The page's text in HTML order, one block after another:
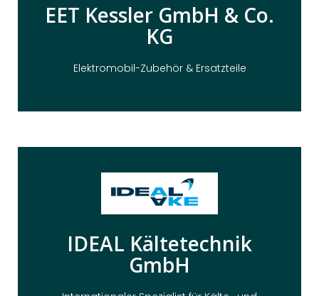
EET Kessler GmbH & Co.
KG
Elektromobil-Zubehör & Ersatzteile
Elektrorollstühlen und Freizeit- Elektrorollern zu
neuer Mobilität, die begeistert!
IDEAL Kältetechnik
GmbH
Kälte- und Wärmetechnik. Realisiert mit
TechParts für Shopware 5.
Hier Klicken